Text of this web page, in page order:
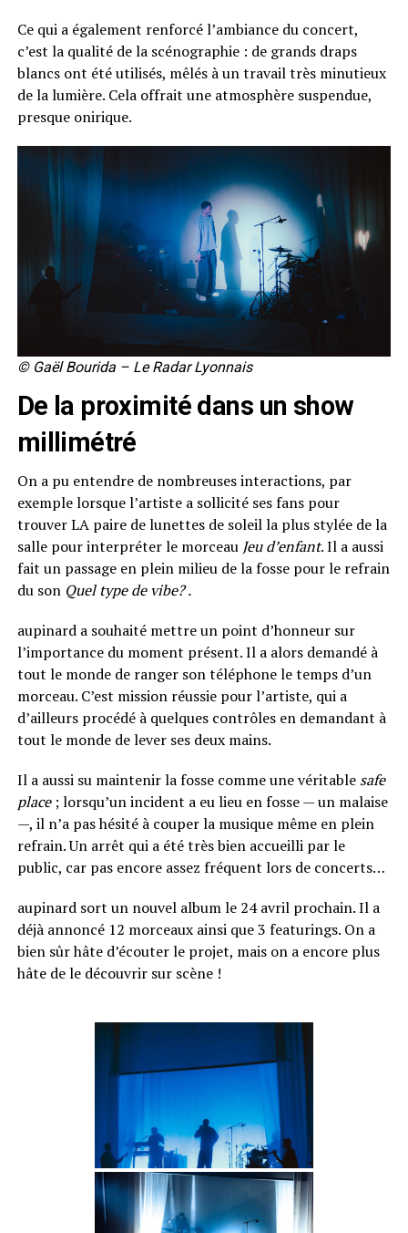
Ce qui a également renforcé l’ambiance du concert,
c’est la qualité de la scénographie : de grands draps
blancs ont été utilisés, mêlés à un travail très minutieux
de la lumière. Cela offrait une atmosphère suspendue,
presque onirique.
© Gaël Bourida – Le Radar Lyonnais
De la proximité dans un show
millimétré
On a pu entendre de nombreuses interactions, par
exemple lorsque l’artiste a sollicité ses fans pour
trouver LA paire de lunettes de soleil la plus stylée de la
salle pour interpréter le morceau Jeu d’enfant. Il a aussi
fait un passage en plein milieu de la fosse pour le refrain
du son Quel type de vibe? .
aupinard a souhaité mettre un point d’honneur sur
l’importance du moment présent. Il a alors demandé à
tout le monde de ranger son téléphone le temps d’un
morceau. C’est mission réussie pour l’artiste, qui a
d’ailleurs procédé à quelques contrôles en demandant à
tout le monde de lever ses deux mains.
Il a aussi su maintenir la fosse comme une véritable safe
place; lorsqu’un incident a eu lieu en fosse — un malaise
—, il n’a pas hésité à couper la musique même en plein
refrain. Un arrêt qui a été très bien accueilli par le
public, car pas encore assez fréquent lors de concerts…
aupinard sort un nouvel album le 24 avril prochain. Il a
déjà annoncé 12 morceaux ainsi que 3 featurings. On a
bien sûr hâte d’écouter le projet, mais on a encore plus
hâte de le découvrir sur scène !